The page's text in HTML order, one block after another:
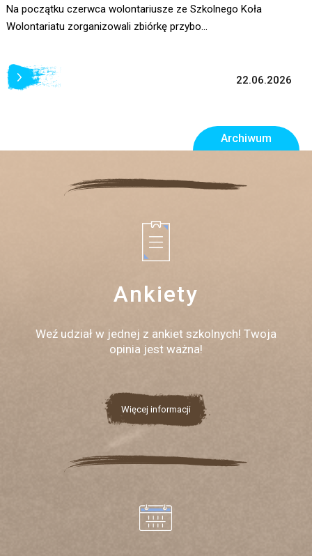
22.06.2026
Na początku czerwca wolontariusze ze Szkolnego Koła
Wolontariatu zorganizowali zbiórkę przybo...
Archiwum
Ankiety
Weź udział w jednej z ankiet szkolnych! Twoja
opinia jest ważna!
Więcej informacji